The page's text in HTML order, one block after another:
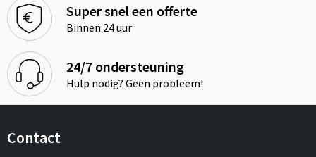
Super snel een offerte
Binnen 24 uur
24/7 ondersteuning
Hulp nodig? Geen probleem!
Contact